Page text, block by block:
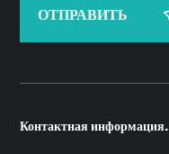
Контактная информация.